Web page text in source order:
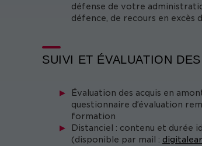
défense de votre
défence, de recours en excès
SUIVI ET ÉVALUATION
Évaluation des acquis en
questionnaire d’évaluation
formation
Distanciel : contenu et durée
(disponible par mail :